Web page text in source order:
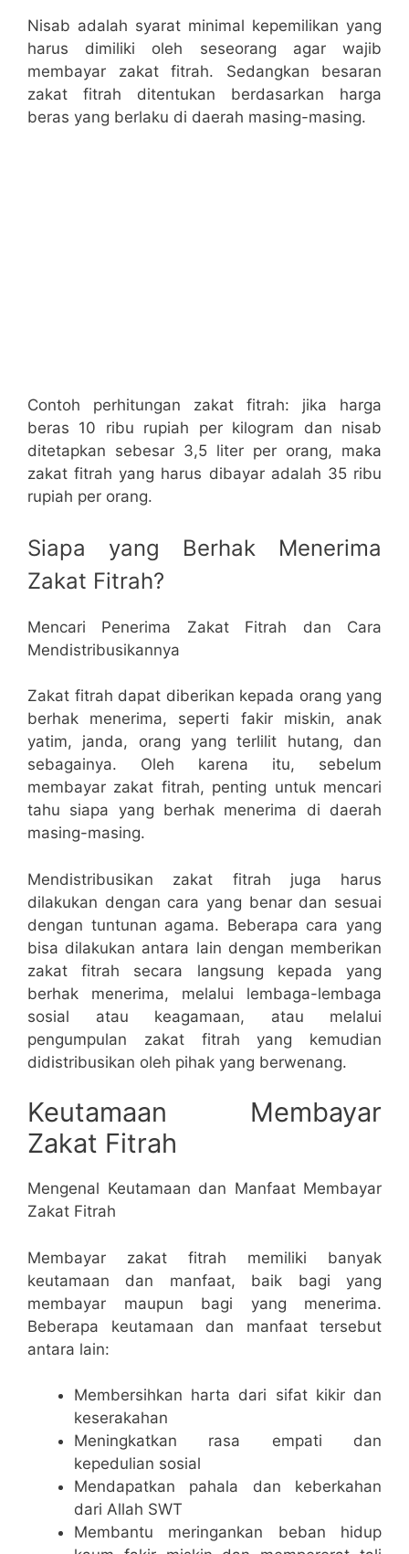
Nisab adalah syarat minimal kepemilikan yang
harus dimiliki oleh seseorang agar wajib
membayar zakat fitrah. Sedangkan besaran
zakat fitrah ditentukan berdasarkan harga
beras yang berlaku di daerah masing-masing.
Contoh perhitungan zakat fitrah: jika harga
beras 10 ribu rupiah per kilogram dan nisab
ditetapkan sebesar 3,5 liter per orang, maka
zakat fitrah yang harus dibayar adalah 35 ribu
rupiah per orang.
Siapa yang Berhak Menerima
Zakat Fitrah?
Mencari Penerima Zakat Fitrah dan Cara
Mendistribusikannya
Zakat fitrah dapat diberikan kepada orang yang
berhak menerima, seperti fakir miskin, anak
yatim, janda, orang yang terlilit hutang, dan
sebagainya. Oleh karena itu, sebelum
membayar zakat fitrah, penting untuk mencari
tahu siapa yang berhak menerima di daerah
masing-masing.
Mendistribusikan zakat fitrah juga harus
dilakukan dengan cara yang benar dan sesuai
dengan tuntunan agama. Beberapa cara yang
bisa dilakukan antara lain dengan memberikan
zakat fitrah secara langsung kepada yang
berhak menerima, melalui lembaga-lembaga
sosial atau keagamaan, atau melalui
pengumpulan zakat fitrah yang kemudian
didistribusikan oleh pihak yang berwenang.
Keutamaan Membayar
Zakat Fitrah
Mengenal Keutamaan dan Manfaat Membayar
Zakat Fitrah
Membayar zakat fitrah memiliki banyak
keutamaan dan manfaat, baik bagi yang
membayar maupun bagi yang menerima.
Beberapa keutamaan dan manfaat tersebut
antara lain:
Membersihkan harta dari sifat kikir dan
keserakahan
Meningkatkan rasa empati dan
kepedulian sosial
Mendapatkan pahala dan keberkahan
dari Allah SWT
Membantu meringankan beban hidup